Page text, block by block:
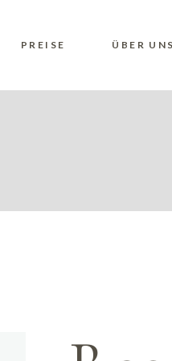
PREISE ÜBER UNS